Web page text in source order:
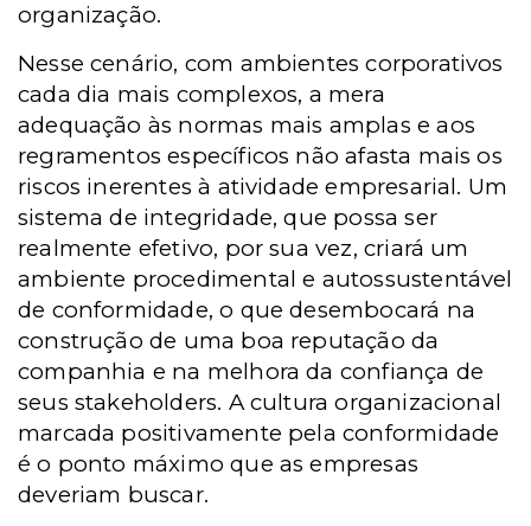
organização.
Nesse cenário, com ambientes corporativos
cada dia mais complexos, a mera
adequação às normas mais amplas e aos
regramentos específicos não afasta mais os
riscos inerentes à atividade empresarial. Um
sistema de integridade, que possa ser
realmente efetivo, por sua vez, criará um
ambiente procedimental e autossustentável
de conformidade, o que desembocará na
construção de uma boa reputação da
companhia e na melhora da confiança de
seus stakeholders. A cultura organizacional
marcada positivamente pela conformidade
é o ponto máximo que as empresas
deveriam buscar.